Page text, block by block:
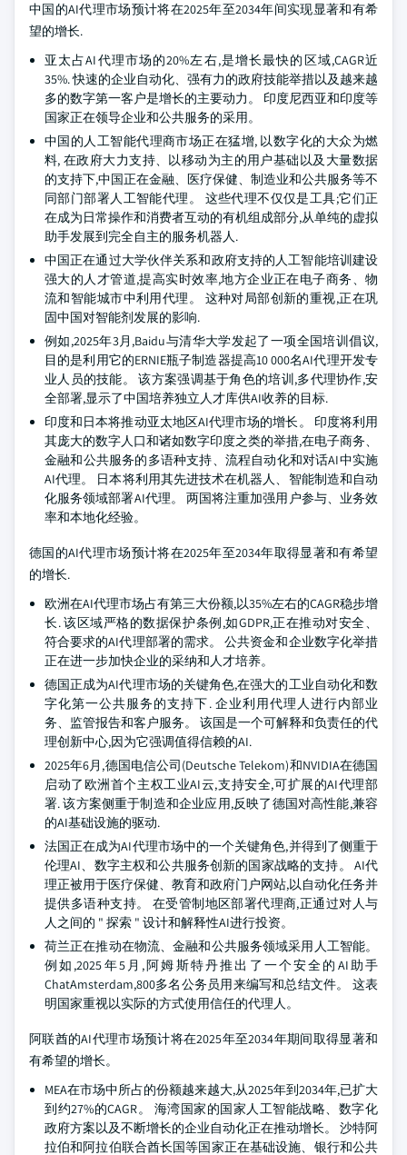
中国的AI代理市场预计将在2025年至2034年间实现显著和有希
望的增长.
亚太占AI代理市场的20%左右,是增长最快的区域,CAGR近
35%. 快速的企业自动化、强有力的政府技能举措以及越来越
多的数字第一客户是增长的主要动力。 印度尼西亚和印度等
国家正在领导企业和公共服务的采用。
中国的人工智能代理商市场正在猛增, 以数字化的大众为燃
料, 在政府大力支持、以移动为主的用户基础以及大量数据
的支持下,中国正在金融、医疗保健、制造业和公共服务等不
同部门部署人工智能代理。 这些代理不仅仅是工具;它们正
在成为日常操作和消费者互动的有机组成部分,从单纯的虚拟
助手发展到完全自主的服务机器人.
中国正在通过大学伙伴关系和政府支持的人工智能培训建设
强大的人才管道,提高实时效率,地方企业正在电子商务、物
流和智能城市中利用代理。 这种对局部创新的重视,正在巩
固中国对智能剂发展的影响.
例如,2025年3月,Baidu与清华大学发起了一项全国培训倡议,
目的是利用它的ERNIE瓶子制造器提高10 000名AI代理开发专
业人员的技能。 该方案强调基于角色的培训,多代理协作,安
全部署,显示了中国培养独立人才库供AI收养的目标.
印度和日本将推动亚太地区AI代理市场的增长。 印度将利用
其庞大的数字人口和诸如数字印度之类的举措,在电子商务、
金融和公共服务的多语种支持、流程自动化和对话AI中实施
AI代理。 日本将利用其先进技术在机器人、智能制造和自动
化服务领域部署AI代理。 两国将注重加强用户参与、业务效
率和本地化经验。
德国的AI代理市场预计将在2025年至2034年取得显著和有希望
的增长.
欧洲在AI代理市场占有第三大份额,以35%左右的CAGR稳步增
长. 该区域严格的数据保护条例,如GDPR,正在推动对安全、
符合要求的AI代理部署的需求。 公共资金和企业数字化举措
正在进一步加快企业的采纳和人才培养。
德国正成为AI代理市场的关键角色,在强大的工业自动化和数
字化第一公共服务的支持下. 企业利用代理人进行内部业
务、监管报告和客户服务。 该国是一个可解释和负责任的代
理创新中心,因为它强调值得信赖的AI.
2025年6月,德国电信公司(Deutsche Telekom)和NVIDIA在德国
启动了欧洲首个主权工业AI云,支持安全,可扩展的AI代理部
署. 该方案侧重于制造和企业应用,反映了德国对高性能,兼容
的AI基础设施的驱动.
法国正在成为AI代理市场中的一个关键角色,并得到了侧重于
伦理AI、数字主权和公共服务创新的国家战略的支持。 AI代
理正被用于医疗保健、教育和政府门户网站,以自动化任务并
提供多语种支持。 在受管制地区部署代理商,正通过对人与
人之间的 " 探索 " 设计和解释性AI进行投资。
荷兰正在推动在物流、金融和公共服务领域采用人工智能。
例如,2025年5月,阿姆斯特丹推出了一个安全的AI助手
ChatAmsterdam,800多名公务员用来编写和总结文件。 这表
明国家重视以实际的方式使用信任的代理人。
阿联酋的AI代理市场预计将在2025年至2034年期间取得显著和
有希望的增长。
MEA在市场中所占的份额越来越大,从2025年到2034年,已扩大
到约27%的CAGR。 海湾国家的国家人工智能战略、数字化
政府方案以及不断增长的企业自动化正在推动增长。 沙特阿
拉伯和阿拉伯联合酋长国等国家正在基础设施、银行和公共